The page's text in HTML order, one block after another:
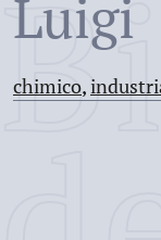
Luigi
chimico,